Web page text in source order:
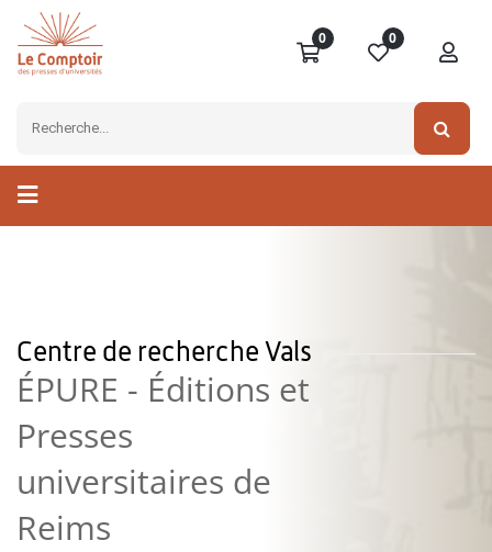
0 0
Centre de recherche Vals
ÉPURE - Éditions et
Presses
universitaires de
Reims